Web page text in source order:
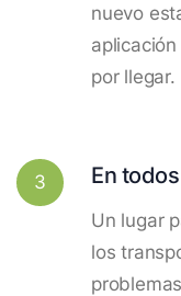
nuevo
por llegar.
3 En
Un lugar
los